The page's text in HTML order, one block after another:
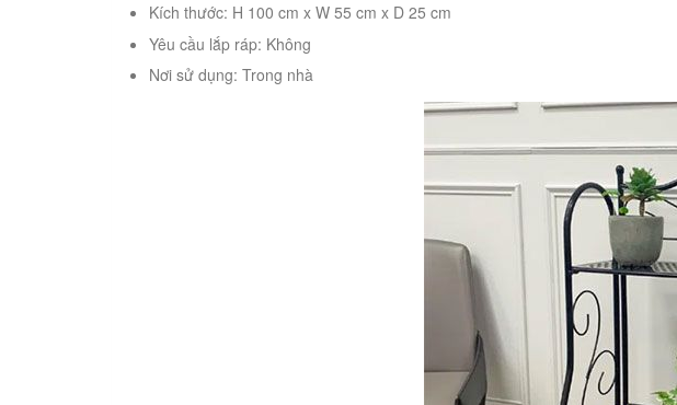
Kích thước: H 100 cm x W 55 cm x D 25 cm
Yêu cầu lắp ráp: Không
Nơi sử dụng: Trong nhà